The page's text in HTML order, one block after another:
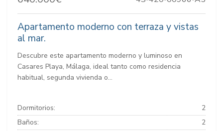
Apartamento moderno con terraza y vistas
al mar.
Descubre este apartamento moderno y luminoso en
Casares Playa, Málaga, ideal tanto como residencia
habitual, segunda vivienda o...
Dormitorios:
2
Baños:
2